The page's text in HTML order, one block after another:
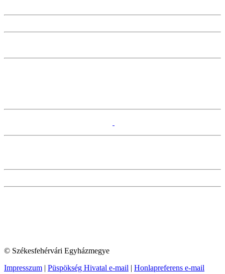
© Székesfehérvári Egyházmegye
Impresszum | Püspökség Hivatal e-mail | Honlapreferens e-mail